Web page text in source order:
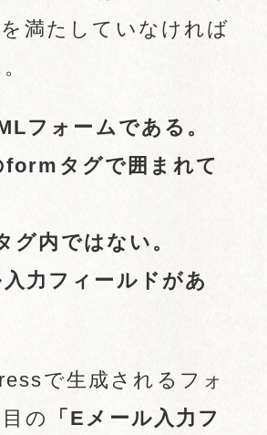
満たしていなければ
フォームである。
formタグで囲まれて
グ内ではない。
力フィールドがあ
で生成されるフォ
の
「Eメール入力フ